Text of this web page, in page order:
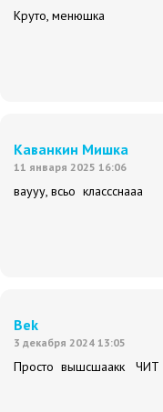
Круто, менюшка
Каванкин Мишка
11 января 2025 16:06
ваууу, всьо классснааа
Bek
3 декабря 2024 13:05
Просто вышсшаакк ЧИТ